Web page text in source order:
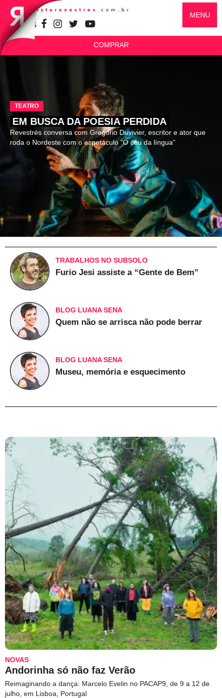
SIGA-NOS
MENU
COMPRAR
TEATRO
EM BUSCA DA POESIA PERDIDA
Revestrés conversa com Gregório Duvivier, escritor e ator que
roda o Nordeste com o espetáculo “O céu da língua”
TRABALHOS NO SUBSOLO
Furio Jesi assiste a “Gente de Bem”
BLOG LUANA SENA
Quem não se arrisca não pode berrar
BLOG LUANA SENA
Museu, memória e esquecimento
NOVAS
Andorinha só não faz Verão
Reimaginando a dança: Marcelo Evelin no PACAP9, de 9 a 12 de
julho, em Lisboa, Portugal